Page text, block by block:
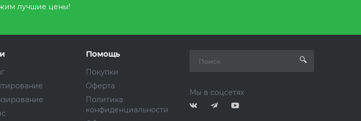
лучшие цены!
Помощь
Покупки
Оферта
Политика
конфиденциальности
Мы в соцсетях